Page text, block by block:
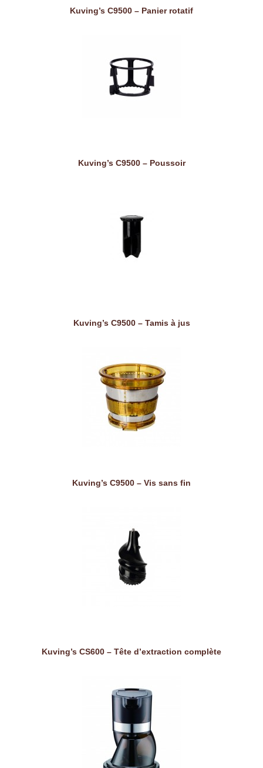
Kuving’s C9500 – Panier rotatif
Kuving’s C9500 – Poussoir
Kuving’s C9500 – Tamis à jus
Kuving’s C9500 – Vis sans fin
Kuving’s CS600 – Tête d’extraction complète